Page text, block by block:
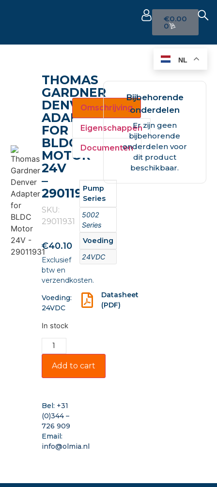
€0.00
0
THOMAS
GARDNER
DENVER
ADAPTER
FOR
BLDC
MOTOR
24V
–
29011931
SKU:
29011931
€40.10
Exclusief
btw en
verzendkosten.
Voeding:
24VDC
In stock
Add to cart
Bel: +31
(0)344 –
726 909
Email:
info@olmia.nl
Omschrijving
Eigenschappen
Documenten
Pump
Series
5002
Series
Voeding
24VDC
Datasheet
(PDF)
Bijbehorende
onderdelen
Er zijn geen
bijbehorende
onderdelen voor
dit product
beschikbaar.
NL